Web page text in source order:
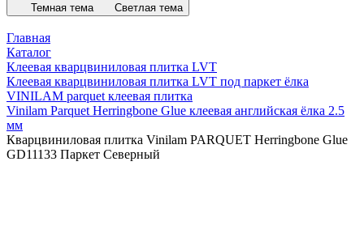
Темная тема Светлая тема
Главная
Каталог
Клеевая кварцвиниловая плитка LVT
Клеевая кварцвиниловая плитка LVT под паркет ёлка
VINILAM parquet клеевая плитка
Vinilam Parquet Herringbone Glue клеевая английская ёлка 2.5
мм
Кварцвиниловая плитка Vinilam PARQUET Herringbone Glue
GD11133 Паркет Северный